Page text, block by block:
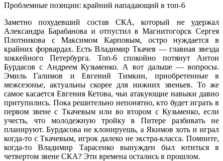
Проблемные позиции: крайний нападающий в топ-6
Заметно похудевший состав СКА, который не удержал
Александра Барабанова и отпустил в Магнитогорск Сергея
Плотникова с Максимом Карповым, остро нуждается в
крайних форвардах. Есть Владимир Ткачев — главная звезда
хоккейного Петербурга. Топ-6 спокойно потянут Антон
Бурдасов с Андреем Кузьменко. А вот дальше — вопросы.
Эмиль Галимов и Евгений Тимкин, приобретенные в
межсезонье, актуальны скорее для нижних звеньев. То же
самое касается Евгения Кетова, чьи атакующие навыки давно
притупились. Пока решительно непонятно, кто будет играть в
первом звене с Ткачевым или во втором с Кузьменко, если
учесть, что молодежную тройку в Питере разбивать не
планируют. Бурдасова не клонируешь, а Якимов хоть и играл
когда-то с Ткачевым, игрок далеко не экстра-класса. Помните,
когда-то Владимир Тарасенко вынужден был ютиться в
четвертом звене СКА? Эти времена остались в прошлом.